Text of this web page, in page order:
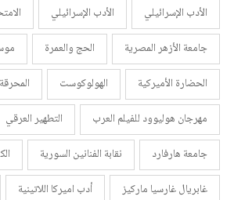
الأدب الإسرائيلي
الأدب الإسرائيلي
جامعة الأزهر المصرية
الحج والعمرة
الحضارة الأميركية
الهولوكوست
مهرجان هوليوود للفيلم العرب
التطهير العرقي
جامعة هارفارد
نقابة الفنانين السورية
غابريال غارسيا ماركيز
أدب اميركا اللاتينية